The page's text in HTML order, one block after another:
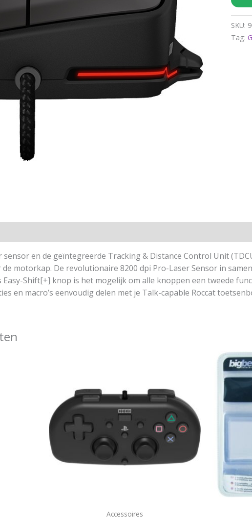
SKU:
Tag:
sensor en de geïntegreerde Tracking & Distance Control Unit
motorkap. De revolutionaire 8200 dpi Pro-Laser Sensor in
Easy-Shift[+] knop is het mogelijk om alle knoppen een tweede
en macro’s eenvoudig delen met je Talk-capable Roccat
Accessoires